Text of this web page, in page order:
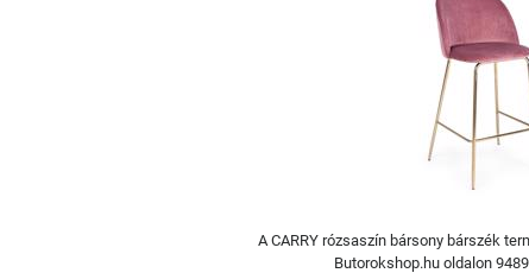
A CARRY rózsaszín bársony bárszék
Butorokshop.hu oldalon